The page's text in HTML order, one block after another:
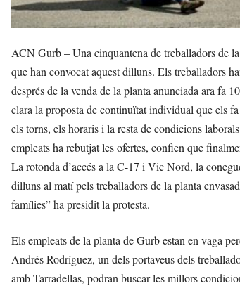
ACN Gurb – Una cinquantena de treballadors de
que han convocat aquest dilluns. Els treballadors
després de la venda de la planta anunciada ara fa
clara la proposta de continuïtat individual que els
els torns, els horaris i la resta de condicions
empleats ha rebutjat les ofertes, confien que
La rotonda d’accés a la C-17 i Vic Nord, la
dilluns al matí pels treballadors de la planta
famílies” ha presidit la protesta.
Els empleats de la planta de Gurb estan en vaga
Andrés Rodríguez, un dels portaveus dels
amb Tarradellas, podran buscar les millors